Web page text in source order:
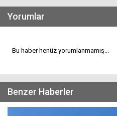
Yorumlar
Bu haber henüz yorumlanmamış...
Benzer Haberler